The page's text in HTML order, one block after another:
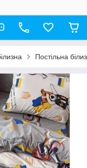
Постільна